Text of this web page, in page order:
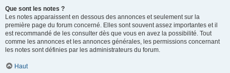
Que sont les notes ?
Les notes apparaissent en dessous des annonces et seulement sur la
première page du forum concerné. Elles sont souvent assez importantes et il
est recommandé de les consulter dès que vous en avez la possibilité. Tout
comme les annonces et les annonces générales, les permissions concernant
les notes sont définies par les administrateurs du forum.
Haut